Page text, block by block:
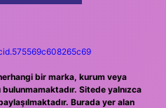
bir marka, kurum veya
Sitede yalnızca
Burada yer alan